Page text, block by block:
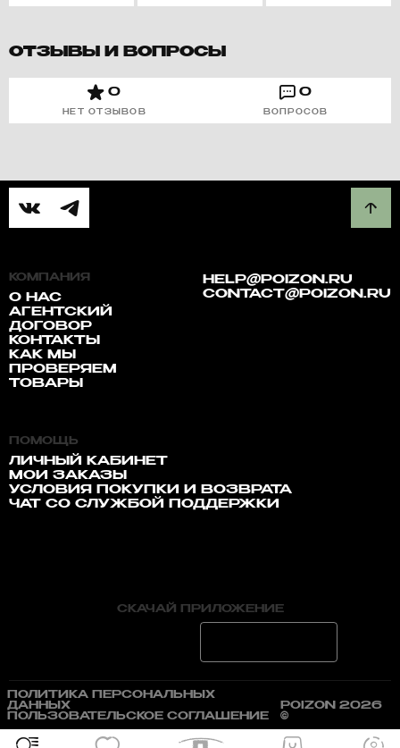
ОТЗЫВЫ И ВОПРОСЫ
0
НЕТ ОТЗЫВОВ
0
ВОПРОСОВ
КОМПАНИЯ
О НАС
АГЕНТСКИЙ
ДОГОВОР
КОНТАКТЫ
КАК МЫ
ПРОВЕРЯЕМ
ТОВАРЫ
HELP@POIZON.RU
CONTACT@POIZON.RU
ПОМОЩЬ
ЛИЧНЫЙ КАБИНЕТ
МОИ ЗАКАЗЫ
УСЛОВИЯ ПОКУПКИ И ВОЗВРАТА
ЧАТ СО СЛУЖБОЙ ПОДДЕРЖКИ
СКАЧАЙ ПРИЛОЖЕНИЕ
ПОЛИТИКА ПЕРСОНАЛЬНЫХ
ДАННЫХ
ПОЛЬЗОВАТЕЛЬСКОЕ СОГЛАШЕНИЕ
POIZON 2026
©